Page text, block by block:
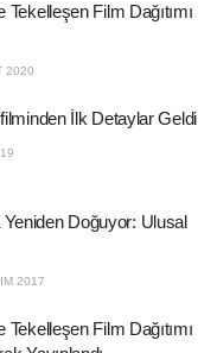
Tekelleşen Film Dağıtımı
2020
İlk Detaylar Geldi
Yeniden Doğuyor: Ulusal
2017
Tekelleşen Film Dağıtımı